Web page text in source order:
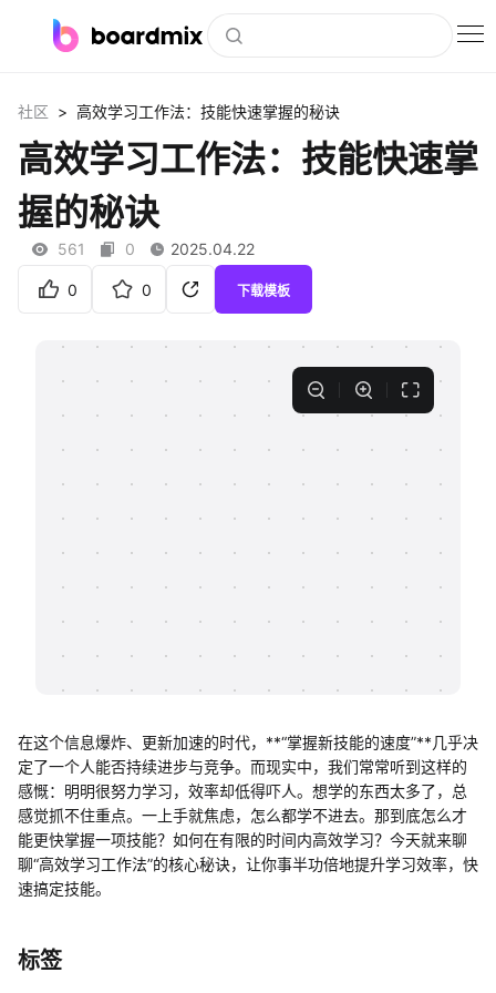
社区资源
会员
企业服务
客户案例
社区 > 高效学习工作法：技能快速掌握的秘诀
高效学习工作法：技能快速掌
握的秘诀
561 0 2025.04.22
0 0 下载模板
在这个信息爆炸、更新加速的时代，**“掌握新技能的速度”**几乎决
定了一个人能否持续进步与竞争。而现实中，我们常常听到这样的
感慨：明明很努力学习，效率却低得吓人。想学的东西太多了，总
感觉抓不住重点。一上手就焦虑，怎么都学不进去。那到底怎么才
能更快掌握一项技能？如何在有限的时间内高效学习？今天就来聊
聊“高效学习工作法”的核心秘诀，让你事半功倍地提升学习效率，快
速搞定技能。
标签